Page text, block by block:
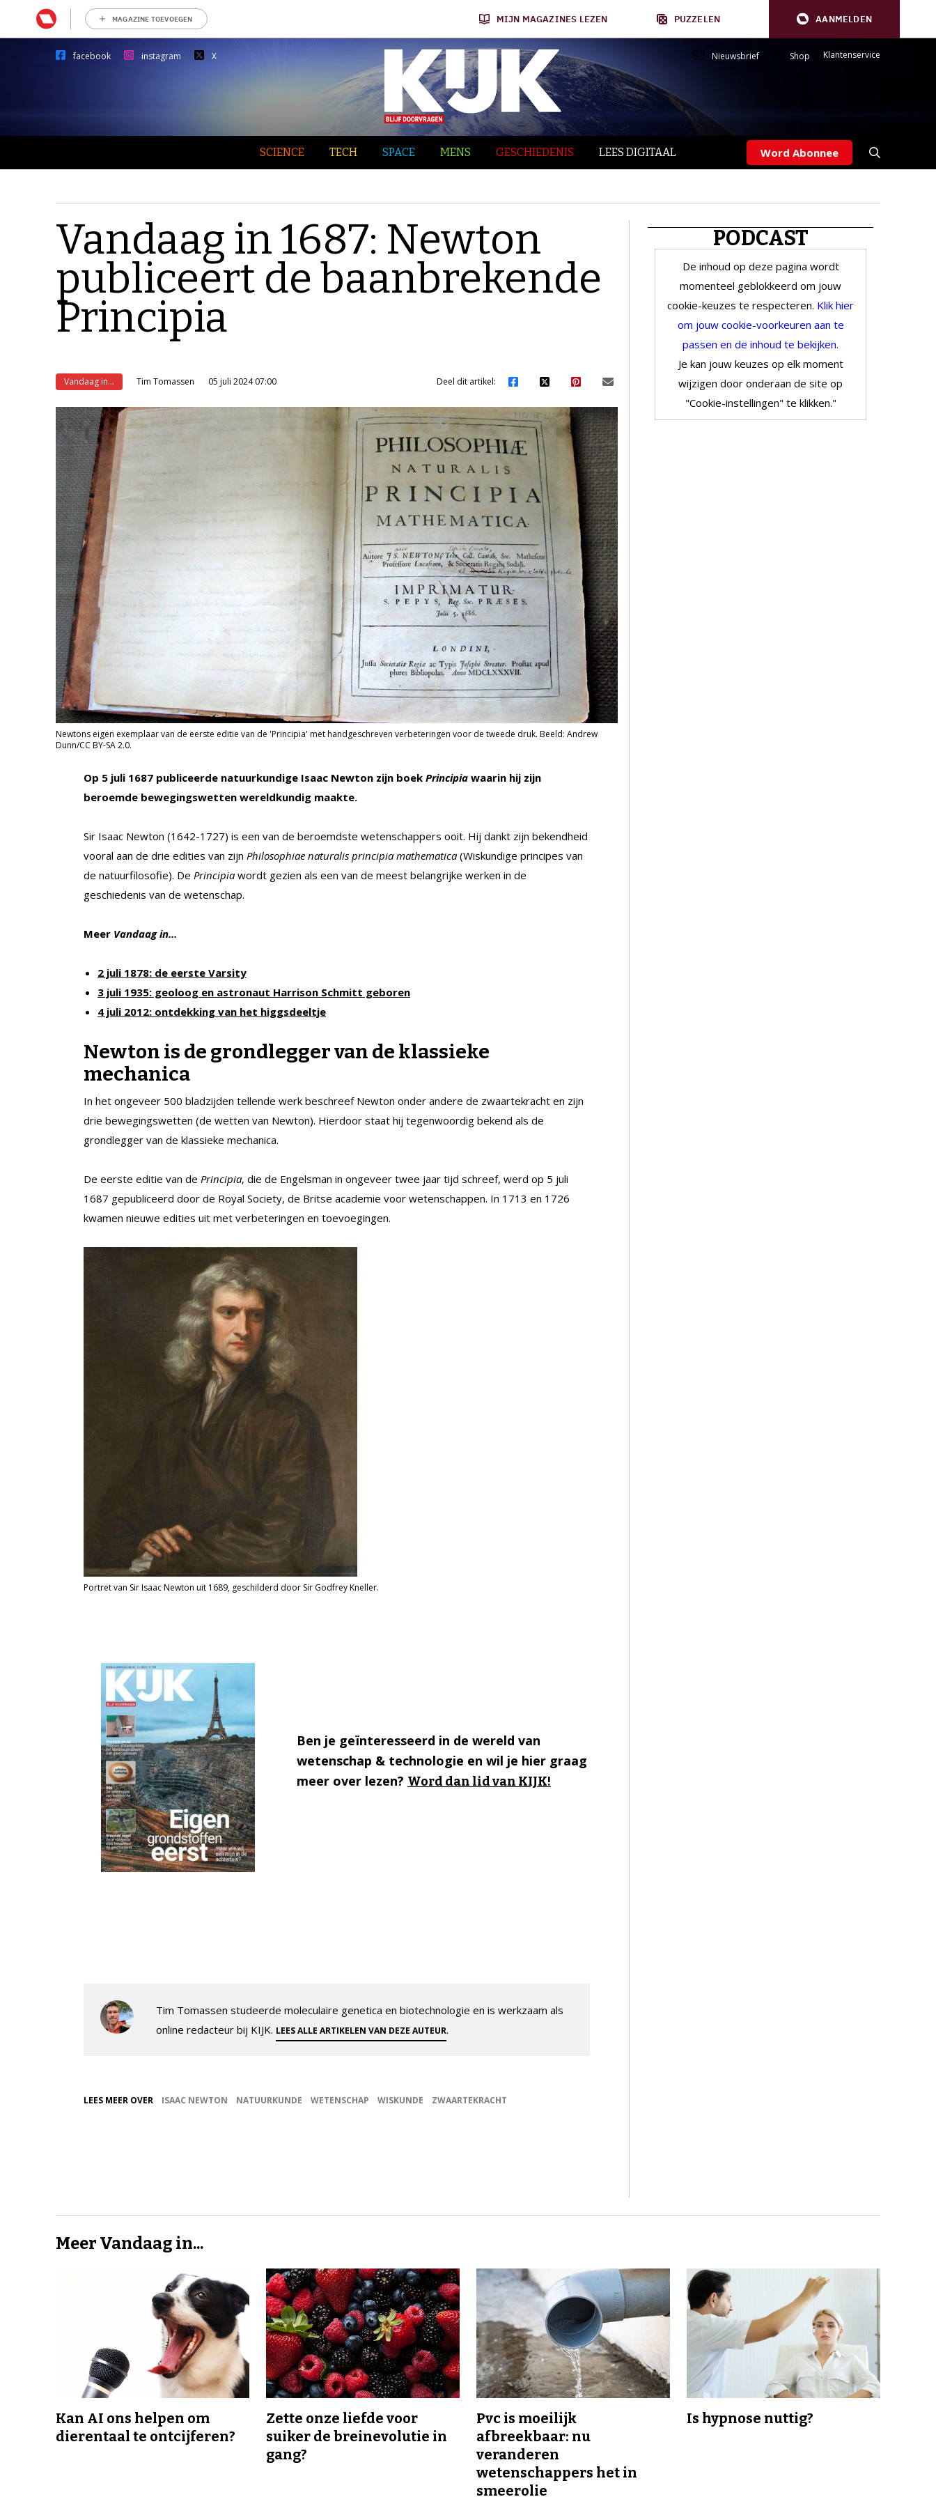
MAGAZINE TOEVOEGEN MIJN MAGAZINES LEZEN PUZZELEN AANMELDEN
facebook instagram X Nieuwsbrief Shop Klantenservice
SCIENCE TECH SPACE MENS GESCHIEDENIS LEES DIGITAAL Word Abonnee
Vandaag in 1687: Newton
publiceert de baanbrekende
Principia
Vandaag in... Tim Tomassen 05 juli 2024 07:00 Deel dit artikel:
Newtons eigen exemplaar van de eerste editie van de 'Principia' met handgeschreven verbeteringen voor de tweede druk. Beeld: Andrew
Dunn/CC BY-SA 2.0.
Op 5 juli 1687 publiceerde natuurkundige Isaac Newton zijn boek Principia waarin hij zijn
beroemde bewegingswetten wereldkundig maakte.
Sir Isaac Newton (1642-1727) is een van de beroemdste wetenschappers ooit. Hij dankt zijn bekendheid
vooral aan de drie edities van zijn Philosophiae naturalis principia mathematica (Wiskundige principes van
de natuurfilosofie). De Principia wordt gezien als een van de meest belangrijke werken in de
geschiedenis van de wetenschap.
Meer Vandaag in…
2 juli 1878: de eerste Varsity
3 juli 1935: geoloog en astronaut Harrison Schmitt geboren
4 juli 2012: ontdekking van het higgsdeeltje
Newton is de grondlegger van de klassieke
mechanica
In het ongeveer 500 bladzijden tellende werk beschreef Newton onder andere de zwaartekracht en zijn
drie bewegingswetten (de wetten van Newton). Hierdoor staat hij tegenwoordig bekend als de
grondlegger van de klassieke mechanica.
De eerste editie van de Principia, die de Engelsman in ongeveer twee jaar tijd schreef, werd op 5 juli
1687 gepubliceerd door de Royal Society, de Britse academie voor wetenschappen. In 1713 en 1726
kwamen nieuwe edities uit met verbeteringen en toevoegingen.
Portret van Sir Isaac Newton uit 1689, geschilderd door Sir Godfrey Kneller.
Ben je geïnteresseerd in de wereld van
wetenschap & technologie en wil je hier graag
meer over lezen? Word dan lid van KIJK!
Tim Tomassen studeerde moleculaire genetica en biotechnologie en is werkzaam als
online redacteur bij KIJK. LEES ALLE ARTIKELEN VAN DEZE AUTEUR.
LEES MEER OVER ISAAC NEWTON NATUURKUNDE WETENSCHAP WISKUNDE ZWAARTEKRACHT
PODCAST
De inhoud op deze pagina wordt
momenteel geblokkeerd om jouw
cookie-keuzes te respecteren. Klik hier
om jouw cookie-voorkeuren aan te
passen en de inhoud te bekijken.
Je kan jouw keuzes op elk moment
wijzigen door onderaan de site op
"Cookie-instellingen" te klikken."
Meer Vandaag in...
Kan AI ons helpen om
dierentaal te ontcijferen?
Zette onze liefde voor
suiker de breinevolutie in
gang?
Pvc is moeilijk
afbreekbaar: nu
veranderen
wetenschappers het in
smeerolie
Is hypnose nuttig?